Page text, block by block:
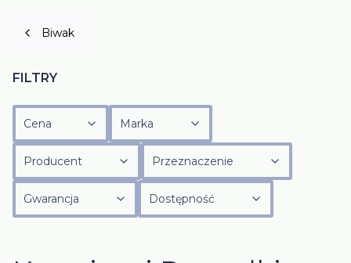
Biwak
FILTRY
Cena Marka
Producent Przeznaczenie
Gwarancja Dostępność